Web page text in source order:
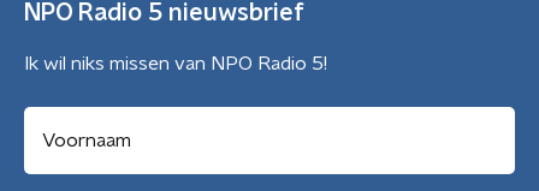
NPO Radio 5 nieuwsbrief
Ik wil niks missen van NPO Radio 5!